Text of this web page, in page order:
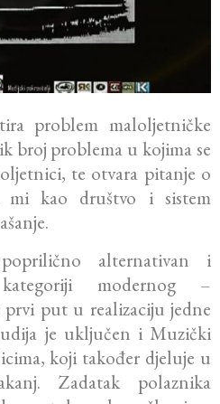
problem maloljetničke
broj problema u kojima se
te otvara pitanje o
kao društvo i sistem
alternativan i
modernog –
prvi put u realizaciju jedne
je uključen i Muzički
koji također djeluje u
Zadatak polaznika